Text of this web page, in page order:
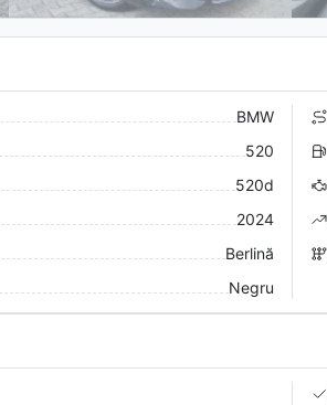
BMW
520
520d
2024
Berlină
Negru